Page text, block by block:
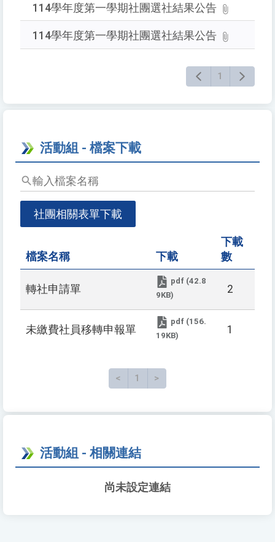
114學年度第一學期社團選社結果公告
114學年度第一學期社團選社結果公告
1
活動組 - 檔案下載
輸
入
稱
社團相關表單下載
檔案名稱 下載
下載
數
轉社申請單
pdf (42.8
9KB)
2
未繳費社員移轉申報單
pdf (156.
19KB)
1
< 上一頁
1 >
活動組 - 相關連結
尚未設定連結